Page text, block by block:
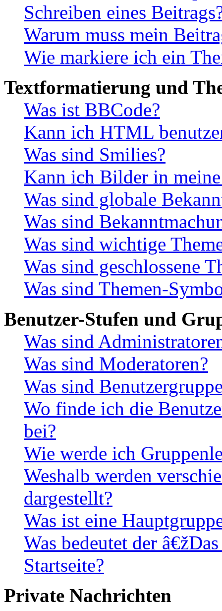
Schreiben eines
Warum muss mein
Wie markiere ich ein
Textformatierung und
Was ist BBCode?
Kann ich HTML
Was sind Smilies?
Kann ich Bilder in
Was sind globale
Was sind
Was sind wichtige
Was sind geschlossene
Was sind Themen-
Benutzer-Stufen und
Was sind
Was sind Moderatoren?
Was sind
Wo finde ich die
bei?
Wie werde ich
Weshalb werden
dargestellt?
Was ist eine
Was bedeutet der
Startseite?
Private Nachrichten